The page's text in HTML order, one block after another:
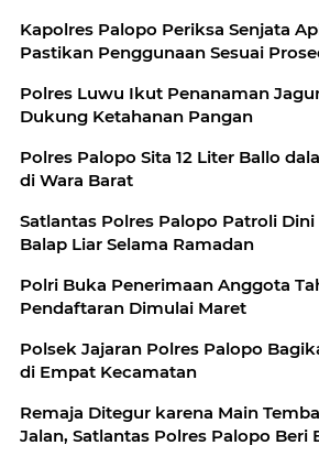
Kapolres Palopo Periksa Senjata
Pastikan Penggunaan Sesuai
Polres Luwu Ikut Penanaman
Dukung Ketahanan Pangan
Polres Palopo Sita 12 Liter Ballo
di Wara Barat
Satlantas Polres Palopo Patroli
Balap Liar Selama Ramadan
Polri Buka Penerimaan Anggota
Pendaftaran Dimulai Maret
Polsek Jajaran Polres Palopo
di Empat Kecamatan
Remaja Ditegur karena Main
Jalan, Satlantas Polres Palopo Beri